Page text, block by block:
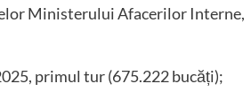
Ministerului Afacerilor Interne,
primul tur (675.222 bucăți);